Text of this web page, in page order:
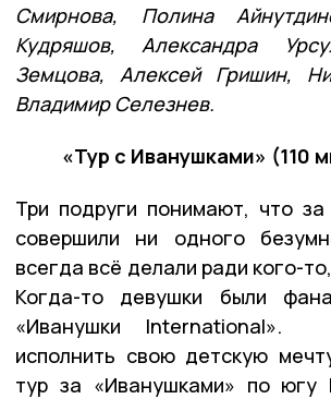
Смирнова, Полина
Кудряшов, Александра
Земцова, Алексей Гришин,
Владимир Селезнев.
«Тур с Иванушками» (110
Три подруги понимают, что
совершили ни одного
всегда всё делали ради кого-
Когда-то девушки были
«Иванушки
исполнить свою детскую
тур за «Иванушками» по югу